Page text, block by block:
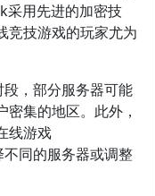
采用先进的加密技
竞技游戏的玩家尤为
，部分服务器可能
集的地区。此外，
线游戏
同的服务器或调整